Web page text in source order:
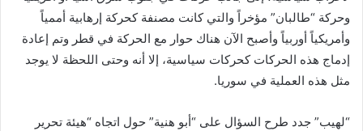
وحركة “طالبان” مؤخراً والتي كانت مصنفة كحركة إرهابية أممياً
وأمريكياً أوربياً وأصبح الآن هناك حوار مع الحركة في قطر وتم إعادة
إدماج هذه الحركات كحركات سياسية، إلا أنه وحتى اللحظة لا يوجد
مثل هذه العملية في سوريا.
“لهيب” جدد طرح السؤال على “أبو هنية” حول اتجاه “هيئة تحرير